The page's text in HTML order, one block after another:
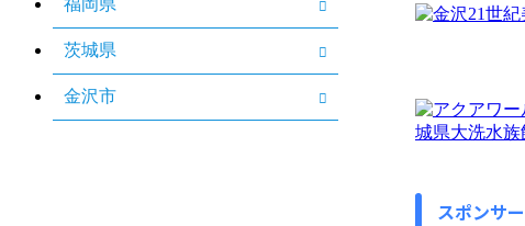
スポンサ
福岡県
茨城県
金沢市